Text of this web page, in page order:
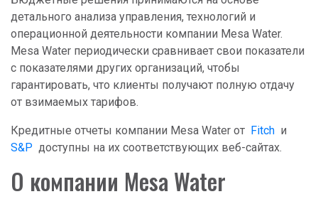
детального анализа управления, технологий и
операционной деятельности компании Mesa Water.
Mesa Water периодически сравнивает свои показатели
с показателями других организаций, чтобы
гарантировать, что клиенты получают полную отдачу
от взимаемых тарифов.
Кредитные отчеты компании Mesa Water от Fitch и
S&P доступны на их соответствующих веб-сайтах.
О компании Mesa Water